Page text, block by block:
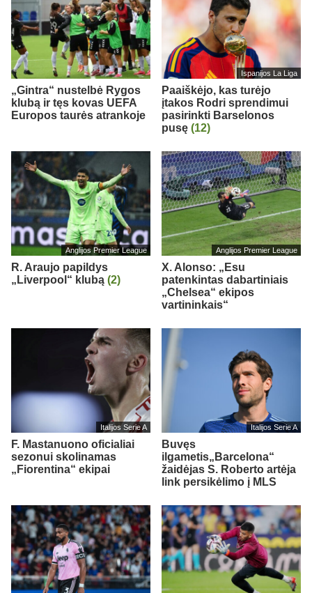
„Gintra“ nustelbė Rygos
klubą ir tęs kovas UEFA
Europos taurės atrankoje
Ispanijos La Liga
Paaiškėjo, kas turėjo
įtakos Rodri sprendimui
pasirinkti Barselonos
pusę (12)
Anglijos Premier League
R. Araujo papildys
„Liverpool“ klubą (2)
Anglijos Premier League
X. Alonso: „Esu
patenkintas dabartiniais
„Chelsea“ ekipos
vartininkais“
Italijos Serie A
F. Mastanuono oficialiai
sezonui skolinamas
„Fiorentina“ ekipai
Italijos Serie A
Buvęs
ilgametis„Barcelona“
žaidėjas S. Roberto artėja
link persikėlimo į MLS